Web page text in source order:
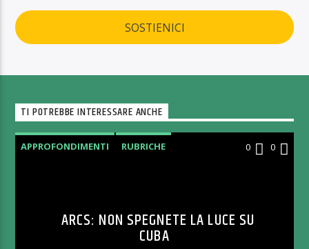
SOSTIENICI
TI POTREBBE INTERESSARE ANCHE
APPROFONDIMENTI RUBRICHE 0 0
ARCS: NON SPEGNETE LA LUCE SU
CUBA